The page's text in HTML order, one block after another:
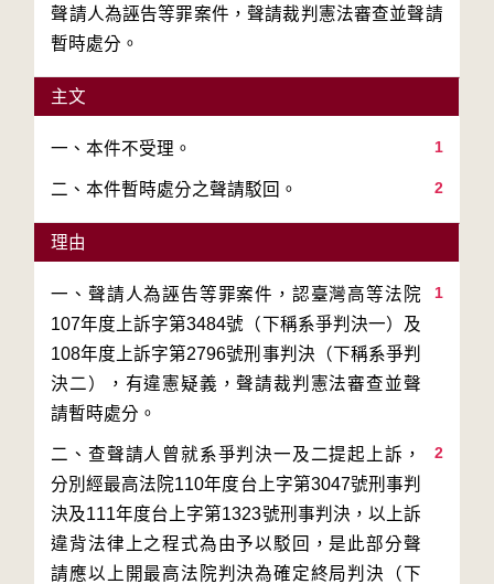
聲請人為誣告等罪案件，聲請裁判憲法審查並聲請
暫時處分。
主文
1
2
二、本件暫時處分之聲請駁回。
理由
1
一、聲請人為誣告等罪案件，認臺灣高等法院
107年度上訴字第3484號（下稱系爭判決一）及
108年度上訴字第2796號刑事判決（下稱系爭判
決二），有違憲疑義，聲請裁判憲法審查並聲
2
二、查聲請人曾就系爭判決一及二提起上訴，
分別經最高法院110年度台上字第3047號刑事判
決及111年度台上字第1323號刑事判決，以上訴
違背法律上之程式為由予以駁回，是此部分聲
請應以上開最高法院判決為確定終局判決（下